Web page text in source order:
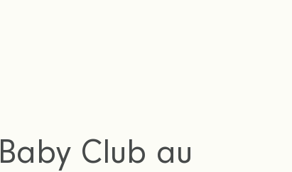
Baby Club au